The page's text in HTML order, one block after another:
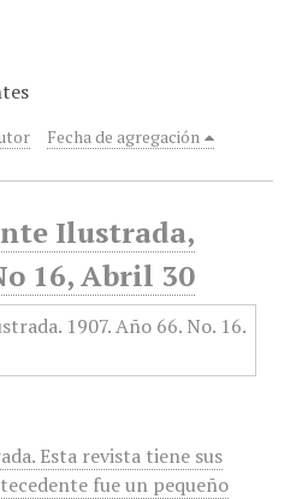
Fecha de agregación
Ilustrada,
16, Abril 30
Esta revista tiene sus
fue un pequeño